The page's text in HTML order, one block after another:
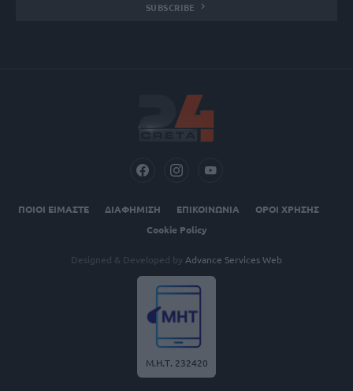
SUBSCRIBE
ΠΟΙΟΙ ΕΙΜΑΣΤΕ ΔΙΑΦΗΜΙΣΗ ΕΠΙΚΟΙΝΩΝΙΑ
ΟΡΟΙ ΧΡΗΣΗΣ
Cookie Policy
Designed & Developed by Advance Services Web
Μ.Η.Τ. 232420